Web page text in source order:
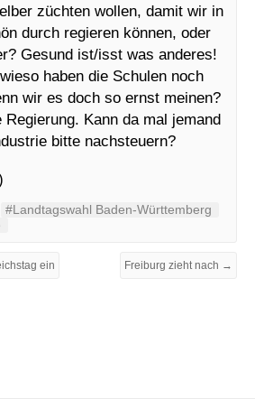
züchten wollen, damit wir in
durch regieren können, oder
Gesund ist/isst was anderes!
haben die Schulen noch
wir es doch so ernst meinen?
Regierung. Kann da mal jemand
bitte nachsteuern?
#Landtagswahl Baden-Württemberg
ein Freiburg zieht nach →